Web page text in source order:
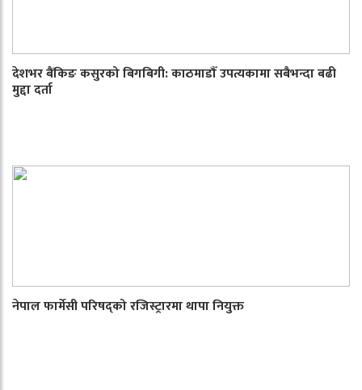
देशभर बैंकिङ कसुरको बिगबिगी: काठमाडौँ उपत्यकामा सबैभन्दा बढी
मुद्दा दर्ता
नेपाल फार्मेसी परिषद्को रजिस्ट्रारमा थापा नियुक्त